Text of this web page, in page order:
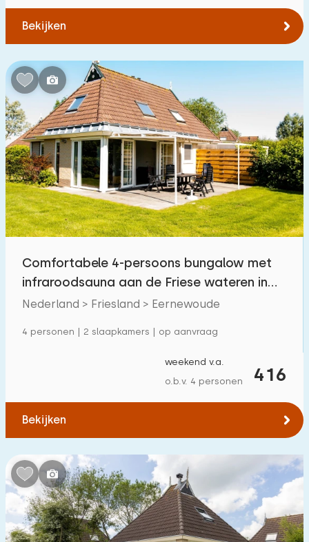
Bekijken
Comfortabele 4-persoons bungalow met
infraroodsauna aan de Friese wateren in
Eernewoude
Nederland > Friesland > Eernewoude
4 personen | 2 slaapkamers | op aanvraag
416
weekend v.a.
o.b.v. 4 personen
Bekijken